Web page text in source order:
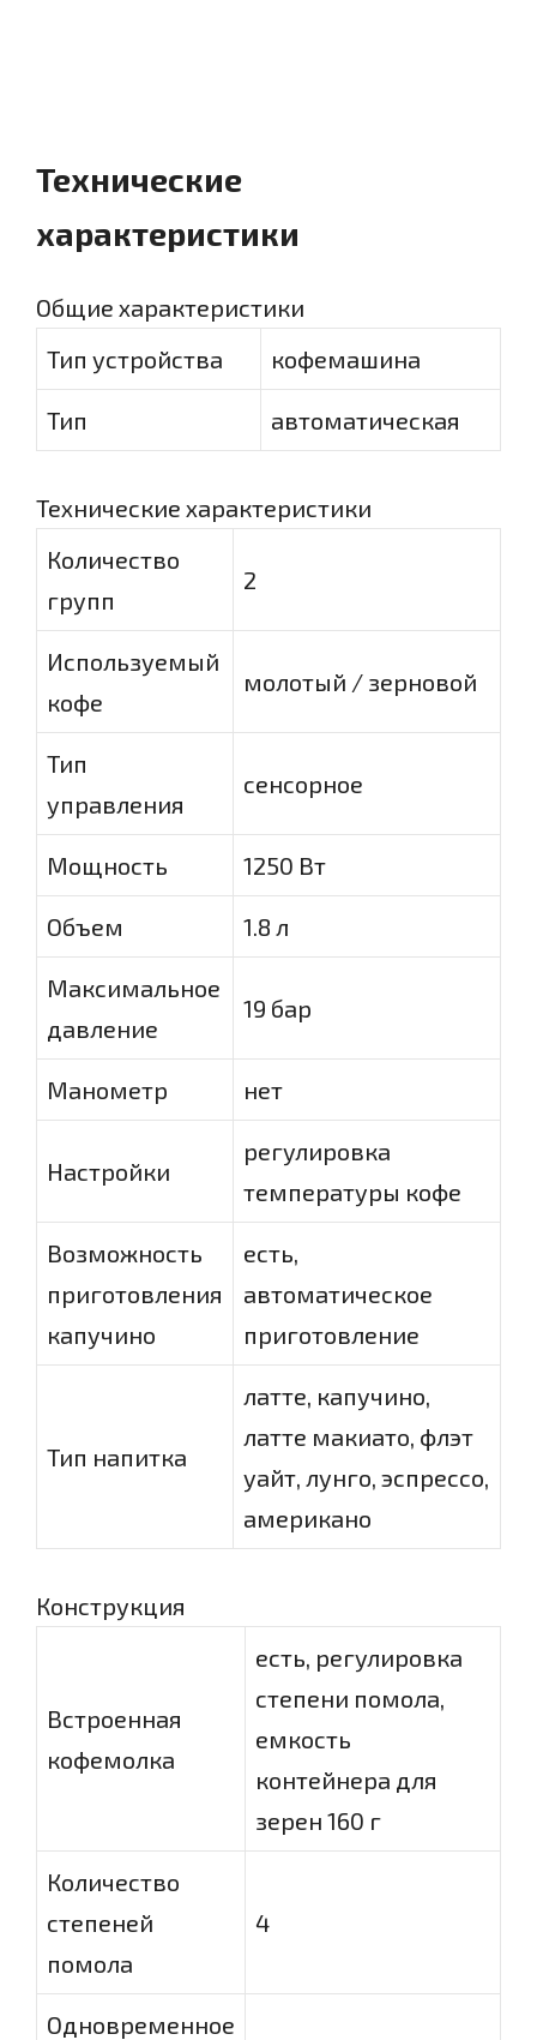
Технические
характеристики
Общие характеристики
Тип устройства
кофемашина
Тип автоматическая
Технические характеристики
Количество
групп
2
Используемый
кофе
молотый / зерновой
Тип
управления
сенсорное
Мощность 1250 Вт
Объем 1.8 л
Максимальное
давление
19 бар
Манометр нет
Настройки
регулировка
температуры кофе
Возможность
приготовления
капучино
есть,
автоматическое
приготовление
Тип напитка
латте, капучино,
латте макиато, флэт
уайт, лунго, эспрессо,
американо
Конструкция
Встроенная
кофемолка
есть, регулировка
степени помола,
емкость
контейнера для
зерен 160 г
Количество
степеней
помола
4
Одновременное